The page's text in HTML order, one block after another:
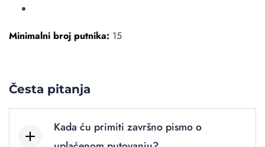
Minimalni broj putnika: 15
Česta pitanja
Kada ću primiti završno pismo o